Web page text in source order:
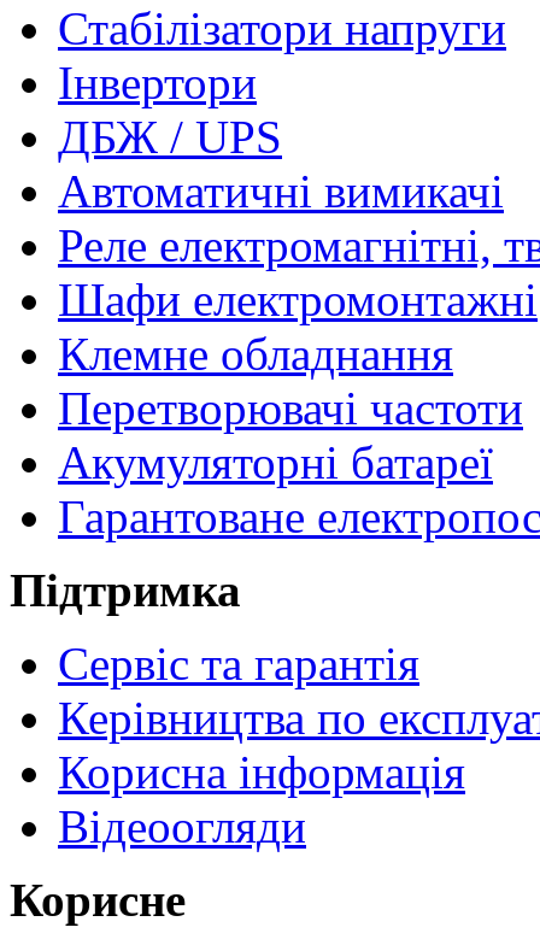
Стабілізатори напруги
Інвертори
ДБЖ / UPS
Автоматичні вимикачі
Реле електромагнітні,
Шафи електромонтажні
Клемне обладнання
Перетворювачі частоти
Акумуляторні батареї
Гарантоване
Підтримка
Сервіс та гарантія
Керівництва по
Корисна інформація
Відеоогляди
Корисне